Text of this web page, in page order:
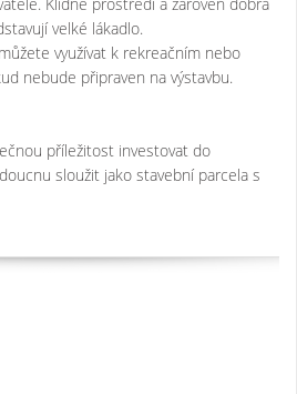
velké lákadlo.
využívat k rekreačním nebo
nebude připraven na výstavbu.
příležitost investovat do
sloužit jako stavební parcela s